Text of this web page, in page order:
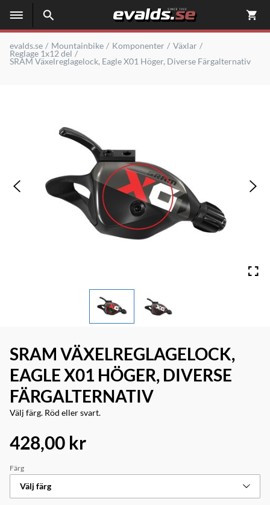
evalds.se Mountainbike Komponenter
Växlar
Reglage 1x12 del
SRAM Växelreglagelock, Eagle X01 Höger, Diverse Färgalternativ
SRAM VÄXELREGLAGELOCK,
EAGLE X01 HÖGER, DIVERSE
FÄRGALTERNATIV
Välj färg. Röd eller svart.
428,00 kr
Färg
Välj färg